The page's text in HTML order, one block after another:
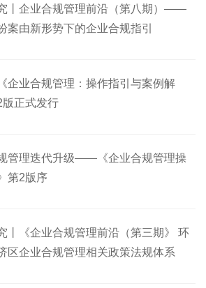
丨企业合规管理前沿（第八期）——
案由新形势下的企业合规指引
企业合规管理：操作指引与案例解
版正式发行
管理迭代升级——《企业合规管理操
第2版序
丨《企业合规管理前沿（第三期》 环
区企业合规管理相关政策法规体系